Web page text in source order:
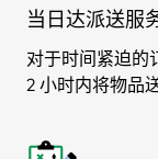
当日达派送服
对于时间紧迫的
2 小时内将物品